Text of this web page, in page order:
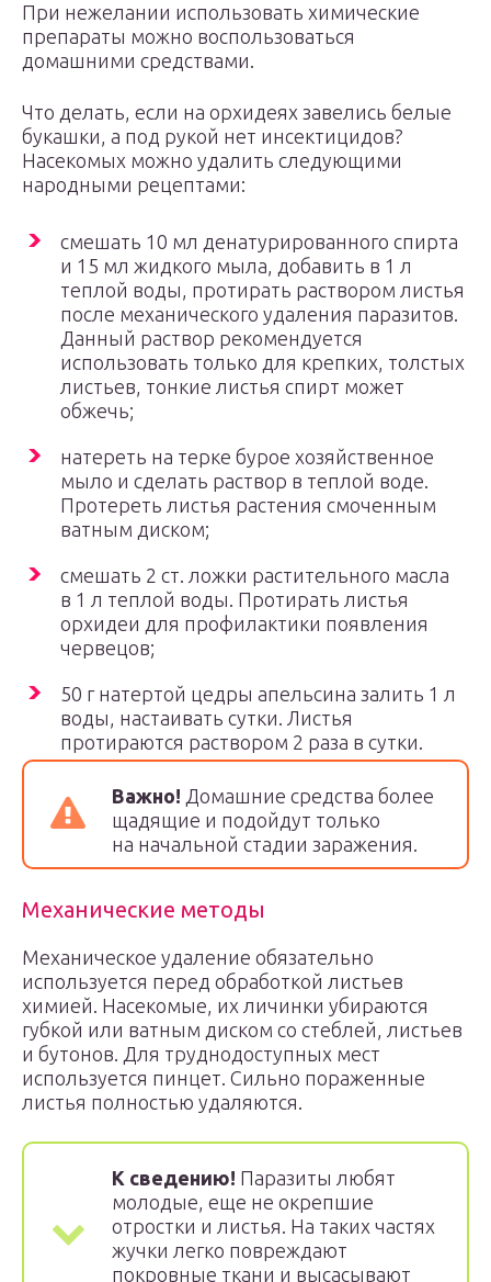
При нежелании использовать химические
препараты можно воспользоваться
домашними средствами.
Что делать, если на орхидеях завелись белые
букашки, а под рукой нет инсектицидов?
Насекомых можно удалить следующими
народными рецептами:
смешать 10 мл денатурированного спирта
и 15 мл жидкого мыла, добавить в 1 л
теплой воды, протирать раствором листья
после механического удаления паразитов.
Данный раствор рекомендуется
использовать только для крепких, толстых
листьев, тонкие листья спирт может
обжечь;
натереть на терке бурое хозяйственное
мыло и сделать раствор в теплой воде.
Протереть листья растения смоченным
ватным диском;
смешать 2 ст. ложки растительного масла
в 1 л теплой воды. Протирать листья
орхидеи для профилактики появления
червецов;
50 г натертой цедры апельсина залить 1 л
воды, настаивать сутки. Листья
протираются раствором 2 раза в сутки.
Важно! Домашние средства более
щадящие и подойдут только
на начальной стадии заражения.
Механические методы
Механическое удаление обязательно
используется перед обработкой листьев
химией. Насекомые, их личинки убираются
губкой или ватным диском со стеблей, листьев
и бутонов. Для труднодоступных мест
используется пинцет. Сильно пораженные
листья полностью удаляются.
К сведению! Паразиты любят
молодые, еще не окрепшие
отростки и листья. На таких частях
жучки легко повреждают
покровные ткани и высасывают